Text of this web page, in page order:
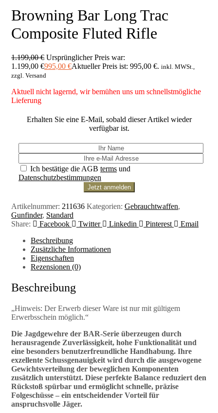
Browning Bar Long Trac
Composite Fluted Rifle
1.199,00€ Ursprünglicher Preis war:
1.199,00 €995,00 €Aktueller Preis ist: 995,00 €. inkl. MWSt.,
zzgl. Versand
Aktuell nicht lagernd, wir bemühen uns um schnellstmögliche
Lieferung
Erhalten Sie eine E-Mail, sobald dieser Artikel wieder
verfügbar ist.
Ich bestätige die AGB terms und
Datenschutzbestimmungen
Artikelnummer: 211636 Kategorien: Gebrauchtwaffen,
Gunfinder, Standard
Share:
Facebook Twitter Linkedin Pinterest
Email
Beschreibung
Zusätzliche Informationen
Eigenschaften
Rezensionen (0)
Beschreibung
„Hinweis: Der Erwerb dieser Ware ist nur mit gültigem
Erwerbsschein möglich.“
Die Jagdgewehre der BAR-Serie überzeugen durch
herausragende Zuverlässigkeit, hohe Funktionalität und
eine besonders benutzerfreundliche Handhabung. Ihre
exzellente Schussgenauigkeit wird durch die ausgewogene
Gewichtsverteilung der beweglichen Komponenten
zusätzlich unterstützt. Diese perfekte Balance reduziert den
Rückstoß spürbar und ermöglicht schnelle, präzise
Folgeschüsse – ein entscheidender Vorteil für
anspruchsvolle Jäger.